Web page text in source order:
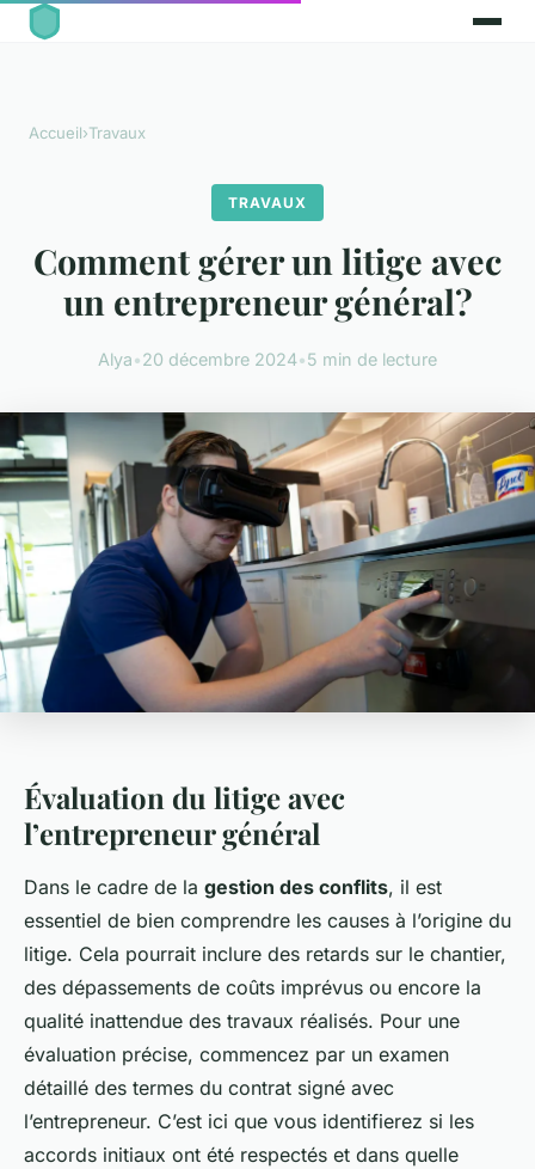
Accueil›Travaux
TRAVAUX
Comment gérer un litige avec
un entrepreneur général?
Alya•20 décembre 2024•5 min de lecture
Évaluation du litige avec
l’entrepreneur général
Dans le cadre de la gestion des conflits, il est
essentiel de bien comprendre les causes à l’origine du
litige. Cela pourrait inclure des retards sur le chantier,
des dépassements de coûts imprévus ou encore la
qualité inattendue des travaux réalisés. Pour une
évaluation précise, commencez par un examen
détaillé des termes du contrat signé avec
l’entrepreneur. C’est ici que vous identifierez si les
accords initiaux ont été respectés et dans quelle